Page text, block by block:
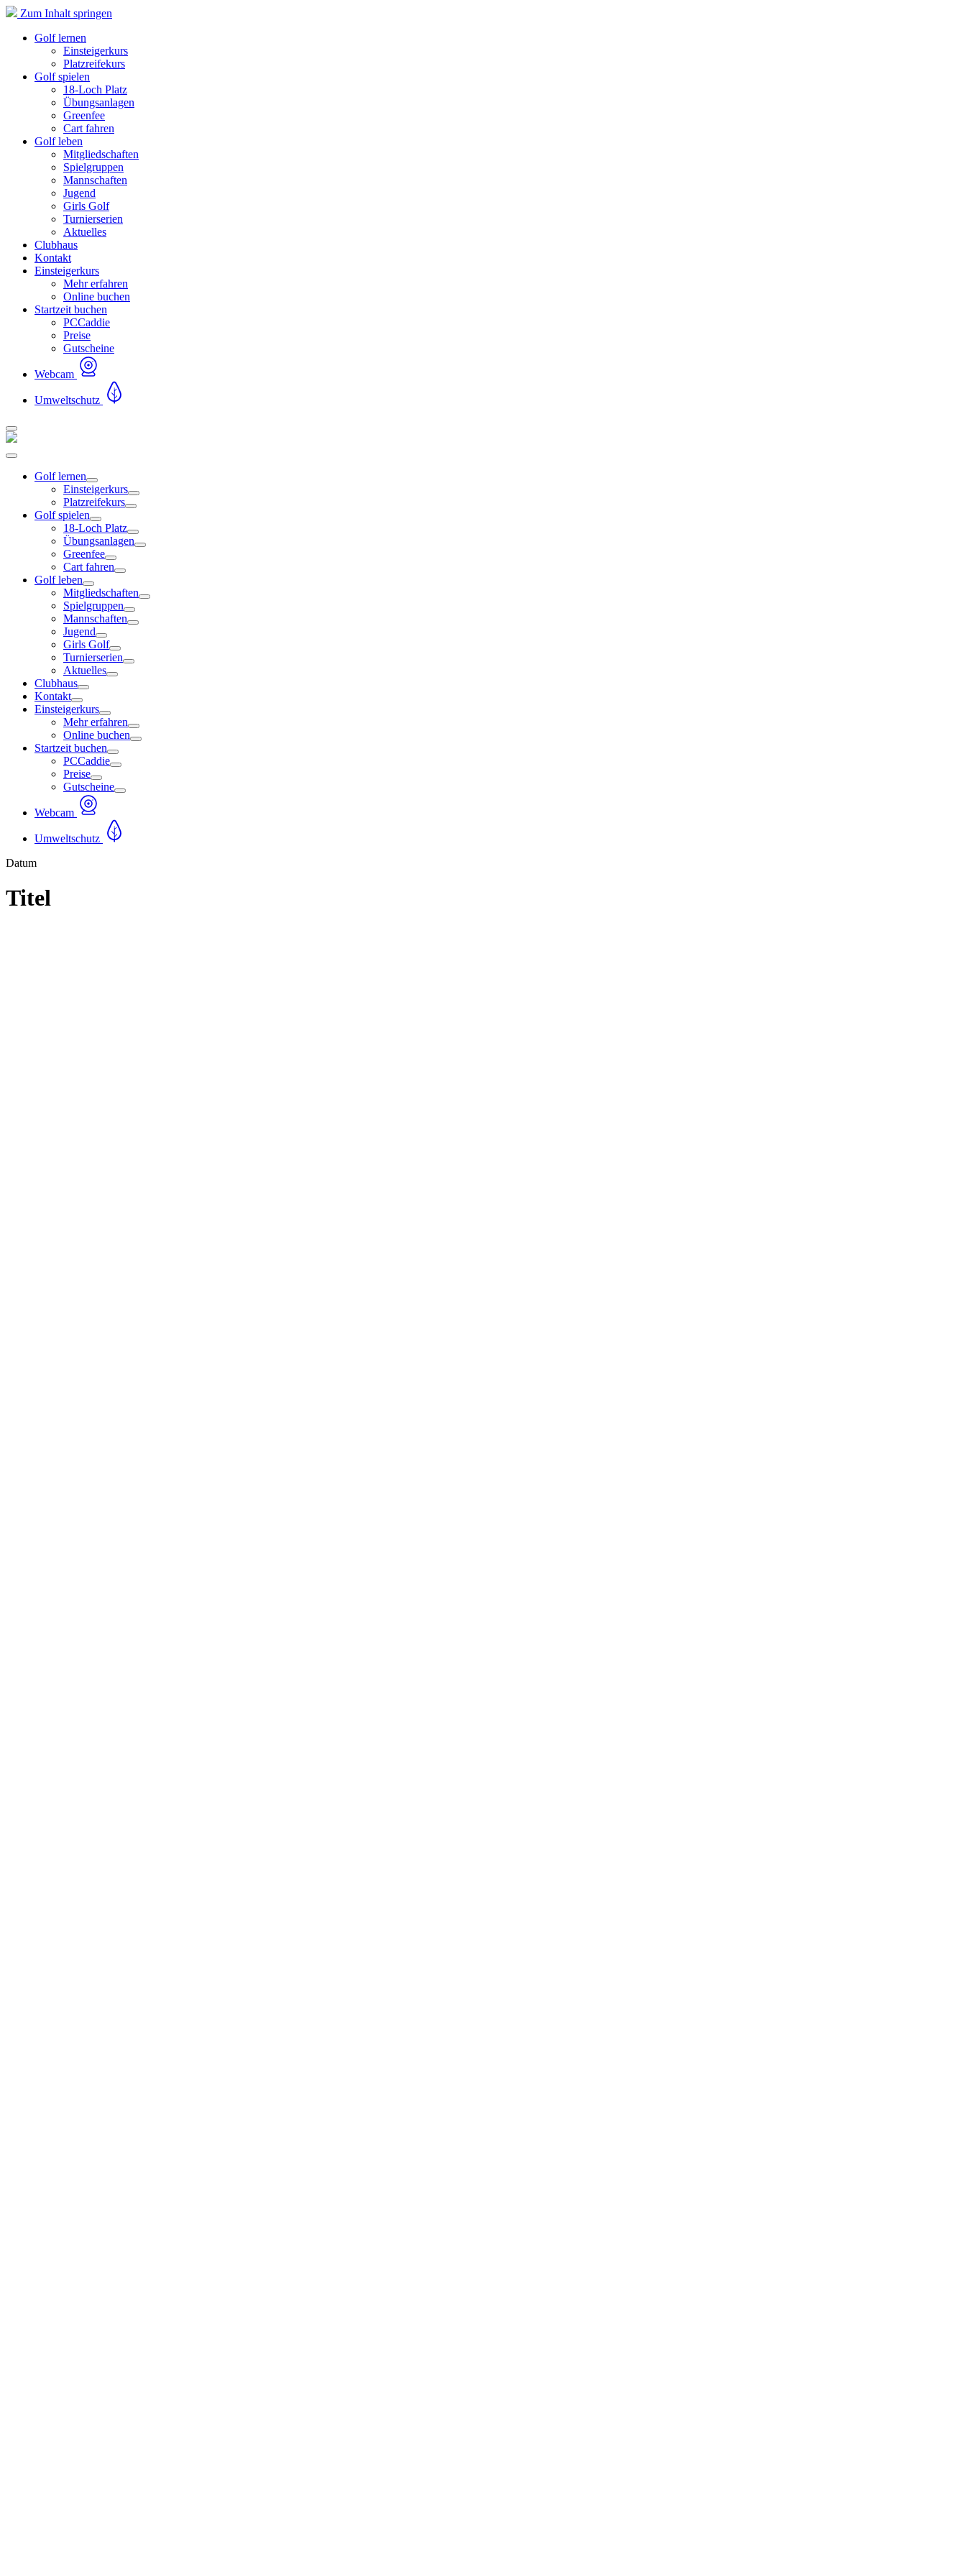
Zum Inhalt springen
Golf lernen
Einsteigerkurs
Platzreifekurs
Golf spielen
18-Loch Platz
Übungsanlagen
Greenfee
Cart fahren
Golf leben
Mitgliedschaften
Spielgruppen
Mannschaften
Jugend
Girls Golf
Turnierserien
Aktuelles
Clubhaus
Kontakt
Einsteigerkurs
Mehr erfahren
Online buchen
Startzeit buchen
PCCaddie
Preise
Gutscheine
Webcam
Umweltschutz
Golf lernen
Einsteigerkurs
Platzreifekurs
Golf spielen
18-Loch Platz
Übungsanlagen
Greenfee
Cart fahren
Golf leben
Mitgliedschaften
Spielgruppen
Mannschaften
Jugend
Girls Golf
Turnierserien
Aktuelles
Clubhaus
Kontakt
Einsteigerkurs
Mehr erfahren
Online buchen
Startzeit buchen
PCCaddie
Preise
Gutscheine
Webcam
Umweltschutz
Datum
Titel